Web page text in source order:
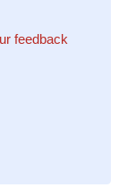
feedback